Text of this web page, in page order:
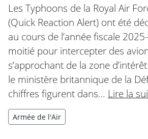
Les Typhoons de la Royal Air
(Quick Reaction Alert) ont été
au cours de l’année fiscale
moitié pour intercepter des
s’approchant de la zone
le ministère britannique de la
chiffres figurent dans… Lire la
Armée de l'Air